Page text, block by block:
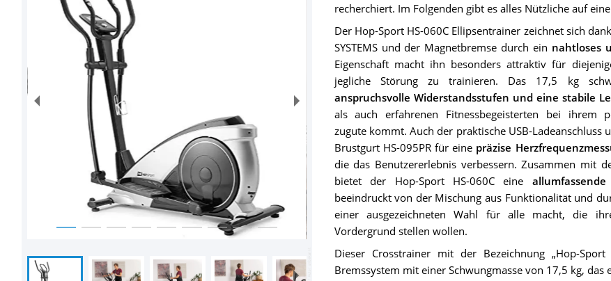
recherchiert. Im Folgenden gibt es alles Nützliche auf
Der Hop-Sport HS-060C Ellipsentrainer zeichnet sich
SYSTEMS und der Magnetbremse durch ein nahtloses
Eigenschaft macht ihn besonders attraktiv für
jegliche Störung zu trainieren. Das 17,5 kg
anspruchsvolle Widerstandsstufen und eine stabile
als auch erfahrenen Fitnessbegeisterten bei ihrem
zugute kommt. Auch der praktische USB-
Brustgurt HS-095PR für eine präzise
die das Benutzererlebnis verbessern. Zusammen mit
bietet der Hop-Sport HS-060C eine
beeindruckt von der Mischung aus Funktionalität und
einer ausgezeichneten Wahl für alle macht, die
Vordergrund stellen wollen.
Dieser Crosstrainer mit der Bezeichnung „Hop-
Bremssystem mit einer Schwungmasse von 17,5 kg,